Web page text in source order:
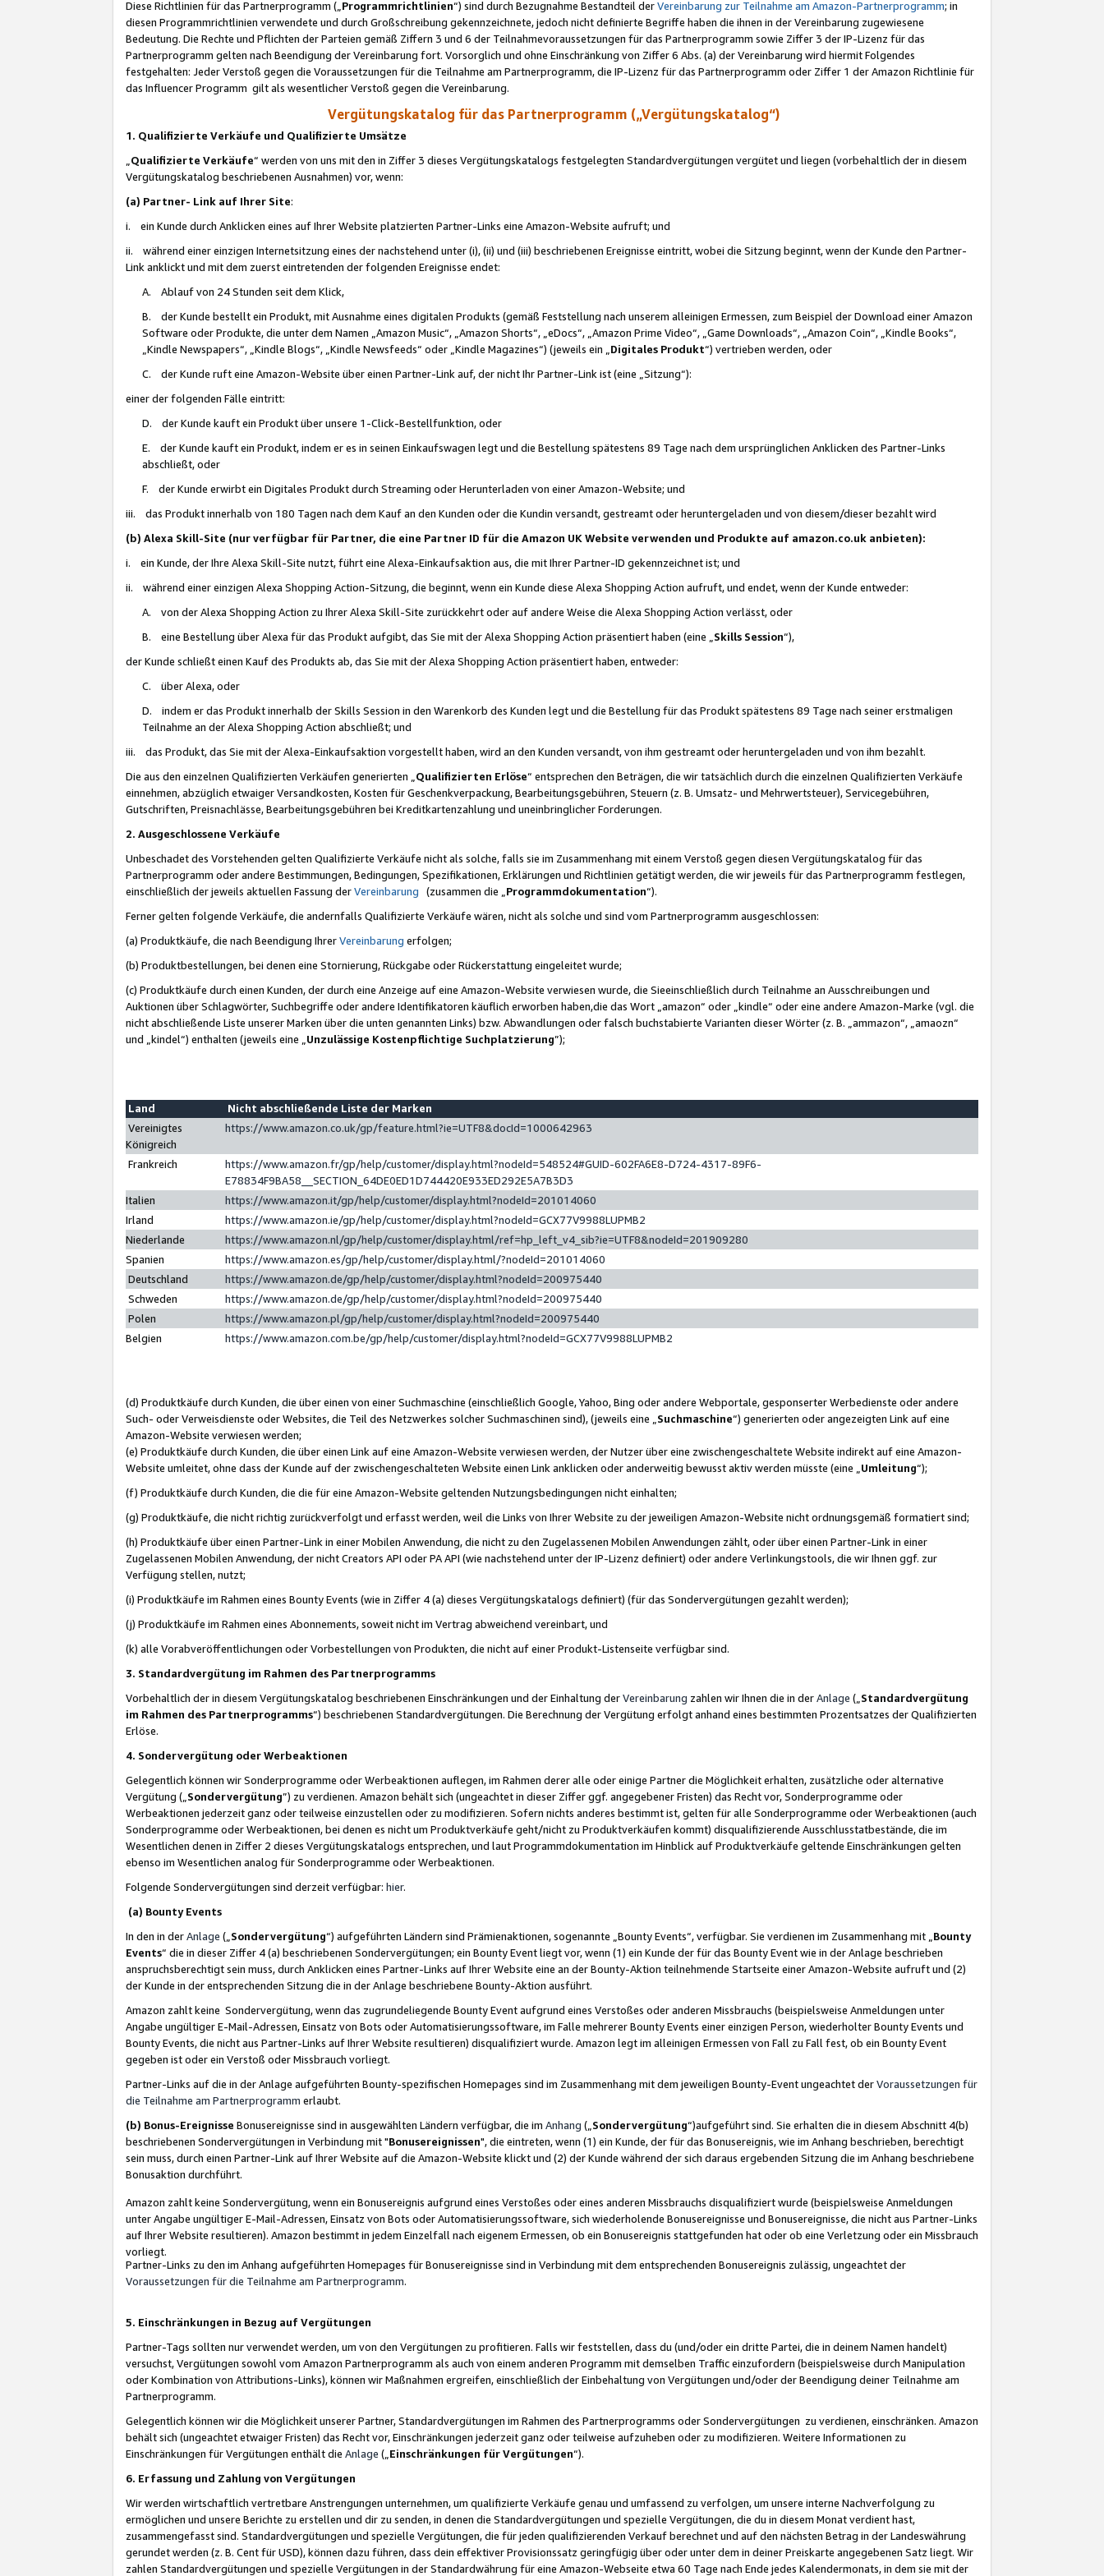
Diese Richtlinien für das Partnerprogramm („Programmrichtlinien“) sind durch Bezugnahme Bestandteil derVereinbarung zur Teilnahme am Amazon-Partnerprogramm; in
diesen Programmrichtlinien verwendete und durch Großschreibung gekennzeichnete, jedoch nicht definierte Begriffe haben die ihnen in der Vereinbarung zugewiesene
Bedeutung. Die Rechte und Pflichten der Parteien gemäß Ziffern 3 und 6 der Teilnahmevoraussetzungen für das Partnerprogramm sowie Ziffer 3 der IP-Lizenz für das
Partnerprogramm gelten nach Beendigung der Vereinbarung fort. Vorsorglich und ohne Einschränkung von Ziffer 6 Abs. (a) der Vereinbarung wird hiermit Folgendes
festgehalten: Jeder Verstoß gegen die Voraussetzungen für die Teilnahme am Partnerprogramm, die IP-Lizenz für das Partnerprogramm oder Ziffer 1 der Amazon Richtlinie für
das Influencer Programm gilt als wesentlicher Verstoß gegen die Vereinbarung.
Vergütungskatalog für das Partnerprogramm („Vergütungskatalog“)
1. Qualifizierte Verkäufe und Qualifizierte Umsätze
Qualifizierte Verkäufe“ werden von uns mit den in Ziffer 3 dieses Vergütungskatalogs festgelegten Standardvergütungen vergütet und liegen (vorbehaltlich der in diesem
Vergütungskatalog beschriebenen Ausnahmen) vor, wenn:
(a) Partner- Link auf Ihrer Site:
i. ein Kunde durch Anklicken eines auf Ihrer Website platzierten Partner-Links eine Amazon-Website aufruft; und
ii. während einer einzigen Internetsitzung eines der nachstehend unter (i), (ii) und (iii) beschriebenen Ereignisse eintritt, wobei die Sitzung beginnt, wenn der Kunde den Partner-
Link anklickt und mit dem zuerst eintretenden der folgenden Ereignisse endet:
A. Ablauf von 24 Stunden seit dem Klick,
B. der Kunde bestellt ein Produkt, mit Ausnahme eines digitalen Produkts (gemäß Feststellung nach unserem alleinigen Ermessen, zum Beispiel der Download einer Amazon
Software oder Produkte, die unter dem Namen „Amazon Music“, „Amazon Shorts“, „eDocs“, „Amazon Prime Video“, „Game Downloads“, „Amazon Coin“, „Kindle Books“,
„Kindle Newspapers“, „Kindle Blogs“, „Kindle Newsfeeds“ oder „Kindle Magazines“) (jeweils ein „ Digitales Produkt“) vertrieben werden, oder
C. der Kunde ruft eine Amazon-Website über einen Partner-Link auf, der nicht Ihr Partner-Link ist (eine „Sitzung“):
einer der folgenden Fälle eintritt:
D. der Kunde kauft ein Produkt über unsere 1-Click-Bestellfunktion, oder
E. der Kunde kauft ein Produkt, indem er es in seinen Einkaufswagen legt und die Bestellung spätestens 89 Tage nach dem ursprünglichen Anklicken des Partner-Links
abschließt, oder
F. der Kunde erwirbt ein Digitales Produkt durch Streaming oder Herunterladen von einer Amazon-Website; und
iii. das Produkt innerhalb von 180 Tagen nach dem Kauf an den Kunden oder die Kundin versandt, gestreamt oder heruntergeladen und von diesem/dieser bezahlt wird
(b) Alexa Skill-Site (nur verfügbar für Partner, die eine Partner ID für die Amazon UK Website verwenden und Produkte auf amazon.co.uk anbieten):
i. ein Kunde, der Ihre Alexa Skill-Site nutzt, führt eine Alexa-Einkaufsaktion aus, die mit Ihrer Partner-ID gekennzeichnet ist; und
ii. während einer einzigen Alexa Shopping Action-Sitzung, die beginnt, wenn ein Kunde diese Alexa Shopping Action aufruft, und endet, wenn der Kunde entweder:
A. von der Alexa Shopping Action zu Ihrer Alexa Skill-Site zurückkehrt oder auf andere Weise die Alexa Shopping Action verlässt, oder
B. eine Bestellung über Alexa für das Produkt aufgibt, das Sie mit der Alexa Shopping Action präsentiert haben (eine „ Skills Session“),
der Kunde schließt einen Kauf des Produkts ab, das Sie mit der Alexa Shopping Action präsentiert haben, entweder:
C. über Alexa, oder
D. indem er das Produkt innerhalb der Skills Session in den Warenkorb des Kunden legt und die Bestellung für das Produkt spätestens 89 Tage nach seiner erstmaligen
Teilnahme an der Alexa Shopping Action abschließt; und
iii. das Produkt, das Sie mit der Alexa-Einkaufsaktion vorgestellt haben, wird an den Kunden versandt, von ihm gestreamt oder heruntergeladen und von ihm bezahlt.
Die aus den einzelnen Qualifizierten Verkäufen generierten „ Qualifizierten Erlöse“ entsprechen den Beträgen, die wir tatsächlich durch die einzelnen Qualifizierten Verkäufe
einnehmen, abzüglich etwaiger Versandkosten, Kosten für Geschenkverpackung, Bearbeitungsgebühren, Steuern (z. B. Umsatz- und Mehrwertsteuer), Servicegebühren,
Gutschriften, Preisnachlässe, Bearbeitungsgebühren bei Kreditkartenzahlung und uneinbringlicher Forderungen.
2. Ausgeschlossene Verkäufe
Unbeschadet des Vorstehenden gelten Qualifizierte Verkäufe nicht als solche, falls sie im Zusammenhang mit einem Verstoß gegen diesen Vergütungskatalog für das
Partnerprogramm oder andere Bestimmungen, Bedingungen, Spezifikationen, Erklärungen und Richtlinien getätigt werden, die wir jeweils für das Partnerprogramm festlegen,
einschließlich der jeweils aktuellen Fassung derVereinbarung (zusammen die „ Programmdokumentation“).
Ferner gelten folgende Verkäufe, die andernfalls Qualifizierte Verkäufe wären, nicht als solche und sind vom Partnerprogramm ausgeschlossen:
(a) Produktkäufe, die nach Beendigung IhrerVereinbarung erfolgen;
(b) Produktbestellungen, bei denen eine Stornierung, Rückgabe oder Rückerstattung eingeleitet wurde;
(c) Produktkäufe durch einen Kunden, der durch eine Anzeige auf eine Amazon-Website verwiesen wurde, die Sieeinschließlich durch Teilnahme an Ausschreibungen und
Auktionen über Schlagwörter, Suchbegriffe oder andere Identifikatoren käuflich erworben haben,die das Wort „amazon“ oder „kindle“ oder eine andere Amazon-Marke (vgl. die
nicht abschließende Liste unserer Marken über die unten genannten Links) bzw. Abwandlungen oder falsch buchstabierte Varianten dieser Wörter (z. B. „ammazon“, „amaozn“
und „kindel“) enthalten (jeweils eine „ Unzulässige Kostenpflichtige Suchplatzierung”);
Land
Nicht abschließende Liste der Marken
Vereinigtes
Königreich
https://www.amazon.co.uk/gp/feature.html?ie=UTF8&docId=1000642963
Frankreich
https://www.amazon.fr/gp/help/customer/display.html?nodeId=548524#GUID-602FA6E8-D724-4317-89F6-
E78834F9BA58__SECTION_64DE0ED1D744420E933ED292E5A7B3D3
Italien
https://www.amazon.it/gp/help/customer/display.html?nodeId=201014060
Irland
https://www.amazon.ie/gp/help/customer/display.html?nodeId=GCX77V9988LUPMB2
Niederlande
https://www.amazon.nl/gp/help/customer/display.html/ref=hp_left_v4_sib?ie=UTF8&nodeId=201909280
Spanien
https://www.amazon.es/gp/help/customer/display.html/?nodeId=201014060
Deutschland
https://www.amazon.de/gp/help/customer/display.html?nodeId=200975440
Schweden
https://www.amazon.de/gp/help/customer/display.html?nodeId=200975440
Polen
https://www.amazon.pl/gp/help/customer/display.html?nodeId=200975440
Belgien
https://www.amazon.com.be/gp/help/customer/display.html?nodeId=GCX77V9988LUPMB2
(d) Produktkäufe durch Kunden, die über einen von einer Suchmaschine (einschließlich Google, Yahoo, Bing oder andere Webportale, gesponserter Werbedienste oder andere
Such- oder Verweisdienste oder Websites, die Teil des Netzwerkes solcher Suchmaschinen sind), (jeweils eine „ Suchmaschine“) generierten oder angezeigten Link auf eine
Amazon-Website verwiesen werden;
(e) Produktkäufe durch Kunden, die über einen Link auf eine Amazon-Website verwiesen werden, der Nutzer über eine zwischengeschaltete Website indirekt auf eine Amazon-
Website umleitet, ohne dass der Kunde auf der zwischengeschalteten Website einen Link anklicken oder anderweitig bewusst aktiv werden müsste (eine „ Umleitung“);
(f) Produktkäufe durch Kunden, die die für eine Amazon-Website geltenden Nutzungsbedingungen nicht einhalten;
(g) Produktkäufe, die nicht richtig zurückverfolgt und erfasst werden, weil die Links von Ihrer Website zu der jeweiligen Amazon-Website nicht ordnungsgemäß formatiert sind;
(h) Produktkäufe über einen Partner-Link in einer Mobilen Anwendung, die nicht zu den Zugelassenen Mobilen Anwendungen zählt, oder über einen Partner-Link in einer
Zugelassenen Mobilen Anwendung, der nicht Creators API oder PA API (wie nachstehend unter der IP-Lizenz definiert) oder andere Verlinkungstools, die wir Ihnen ggf. zur
Verfügung stellen, nutzt;
(i) Produktkäufe im Rahmen eines Bounty Events (wie in Ziffer 4 (a) dieses Vergütungskatalogs definiert) (für das Sondervergütungen gezahlt werden);
(j) Produktkäufe im Rahmen eines Abonnements, soweit nicht im Vertrag abweichend vereinbart, und
(k) alle Vorabveröffentlichungen oder Vorbestellungen von Produkten, die nicht auf einer Produkt-Listenseite verfügbar sind.
3. Standardvergütung im Rahmen des Partnerprogramms
Vorbehaltlich der in diesem Vergütungskatalog beschriebenen Einschränkungen und der Einhaltung derVereinbarung zahlen wir Ihnen die in derAnlage („ Standardvergütung
im Rahmen des Partnerprogramms“) beschriebenen Standardvergütungen. Die Berechnung der Vergütung erfolgt anhand eines bestimmten Prozentsatzes der Qualifizierten
Erlöse.
4. Sondervergütung oder Werbeaktionen
Gelegentlich können wir Sonderprogramme oder Werbeaktionen auflegen, im Rahmen derer alle oder einige Partner die Möglichkeit erhalten, zusätzliche oder alternative
Vergütung („ Sondervergütung”) zu verdienen. Amazon behält sich (ungeachtet in dieser Ziffer ggf. angegebener Fristen) das Recht vor, Sonderprogramme oder
Werbeaktionen jederzeit ganz oder teilweise einzustellen oder zu modifizieren. Sofern nichts anderes bestimmt ist, gelten für alle Sonderprogramme oder Werbeaktionen (auch
Sonderprogramme oder Werbeaktionen, bei denen es nicht um Produktverkäufe geht/nicht zu Produktverkäufen kommt) disqualifizierende Ausschlusstatbestände, die im
Wesentlichen denen in Ziffer 2 dieses Vergütungskatalogs entsprechen, und laut Programmdokumentation im Hinblick auf Produktverkäufe geltende Einschränkungen gelten
ebenso im Wesentlichen analog für Sonderprogramme oder Werbeaktionen.
Folgende Sondervergütungen sind derzeit verfügbar: hier.
(a) Bounty Events
In den in derAnlage („ Sondervergütung“) aufgeführten Ländern sind Prämienaktionen, sogenannte „Bounty Events“, verfügbar. Sie verdienen im Zusammenhang mit „ Bounty
Events“ die in dieser Ziffer 4 (a) beschriebenen Sondervergütungen; ein Bounty Event liegt vor, wenn (1) ein Kunde der für das Bounty Event wie in der Anlage beschrieben
anspruchsberechtigt sein muss, durch Anklicken eines Partner-Links auf Ihrer Website eine an der Bounty-Aktion teilnehmende Startseite einer Amazon-Website aufruft und (2)
der Kunde in der entsprechenden Sitzung die in der Anlage beschriebene Bounty-Aktion ausführt.
Amazon zahlt keine Sondervergütung, wenn das zugrundeliegende Bounty Event aufgrund eines Verstoßes oder anderen Missbrauchs (beispielsweise Anmeldungen unter
Angabe ungültiger E-Mail-Adressen, Einsatz von Bots oder Automatisierungssoftware, im Falle mehrerer Bounty Events einer einzigen Person, wiederholter Bounty Events und
Bounty Events, die nicht aus Partner-Links auf Ihrer Website resultieren) disqualifiziert wurde. Amazon legt im alleinigen Ermessen von Fall zu Fall fest, ob ein Bounty Event
gegeben ist oder ein Verstoß oder Missbrauch vorliegt.
Partner-Links auf die in der Anlage aufgeführten Bounty-spezifischen Homepages sind im Zusammenhang mit dem jeweiligen Bounty-Event ungeachtet derVoraussetzungen für
die Teilnahme am Partnerprogramm erlaubt.
(b) Bonus-Ereignisse Bonusereignisse sind in ausgewählten Ländern verfügbar, die im Anhang („ Sondervergütung“)aufgeführt sind. Sie erhalten die in diesem Abschnitt 4(b)
beschriebenen Sondervergütungen in Verbindung mit "Bonusereignissen", die eintreten, wenn (1) ein Kunde, der für das Bonusereignis, wie im Anhang beschrieben, berechtigt
sein muss, durch einen Partner-Link auf Ihrer Website auf die Amazon-Website klickt und (2) der Kunde während der sich daraus ergebenden Sitzung die im Anhang beschriebene
Bonusaktion durchführt.
Amazon zahlt keine Sondervergütung, wenn ein Bonusereignis aufgrund eines Verstoßes oder eines anderen Missbrauchs disqualifiziert wurde (beispielsweise Anmeldungen
unter Angabe ungültiger E-Mail-Adressen, Einsatz von Bots oder Automatisierungssoftware, sich wiederholende Bonusereignisse und Bonusereignisse, die nicht aus Partner-Links
auf Ihrer Website resultieren). Amazon bestimmt in jedem Einzelfall nach eigenem Ermessen, ob ein Bonusereignis stattgefunden hat oder ob eine Verletzung oder ein Missbrauch
vorliegt.
Partner-Links zu den im Anhang aufgeführten Homepages für Bonusereignisse sind in Verbindung mit dem entsprechenden Bonusereignis zulässig, ungeachtet der
Voraussetzungen für die Teilnahme am Partnerprogramm.
5. Einschränkungen in Bezug auf Vergütungen
Partner-Tags sollten nur verwendet werden, um von den Vergütungen zu profitieren. Falls wir feststellen, dass du (und/oder ein dritte Partei, die in deinem Namen handelt)
versuchst, Vergütungen sowohl vom Amazon Partnerprogramm als auch von einem anderen Programm mit demselben Traffic einzufordern (beispielsweise durch Manipulation
oder Kombination von Attributions-Links), können wir Maßnahmen ergreifen, einschließlich der Einbehaltung von Vergütungen und/oder der Beendigung deiner Teilnahme am
Partnerprogramm.
Gelegentlich können wir die Möglichkeit unserer Partner, Standardvergütungen im Rahmen des Partnerprogramms oder Sondervergütungen zu verdienen, einschränken. Amazon
behält sich (ungeachtet etwaiger Fristen) das Recht vor, Einschränkungen jederzeit ganz oder teilweise aufzuheben oder zu modifizieren. Weitere Informationen zu
Einschränkungen für Vergütungen enthält die Anlage („ Einschränkungen für Vergütungen“).
6. Erfassung und Zahlung von Vergütungen
Wir werden wirtschaftlich vertretbare Anstrengungen unternehmen, um qualifizierte Verkäufe genau und umfassend zu verfolgen, um unsere interne Nachverfolgung zu
ermöglichen und unsere Berichte zu erstellen und dir zu senden, in denen die Standardvergütungen und spezielle Vergütungen, die du in diesem Monat verdient hast,
zusammengefasst sind. Standardvergütungen und spezielle Vergütungen, die für jeden qualifizierenden Verkauf berechnet und auf den nächsten Betrag in der Landeswährung
gerundet werden (z. B. Cent für USD), können dazu führen, dass dein effektiver Provisionssatz geringfügig über oder unter dem in deiner Preiskarte angegebenen Satz liegt. Wir
zahlen Standardvergütungen und spezielle Vergütungen in der Standardwährung für eine Amazon-Webseite etwa 60 Tage nach Ende jedes Kalendermonats, in dem sie mit der